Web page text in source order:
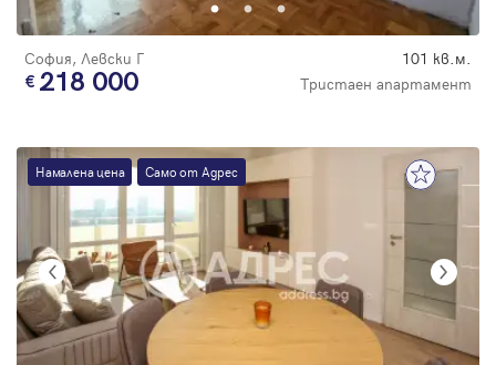
София, Левски Г 101 кв.м.
218 000 Тристаен апартамент
Намалена цена Само от Адрес